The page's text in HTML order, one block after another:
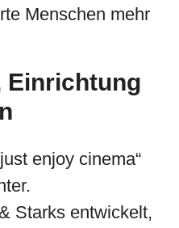
Menschen mehr
Einrichtung
enjoy cinema“
Starks entwickelt,